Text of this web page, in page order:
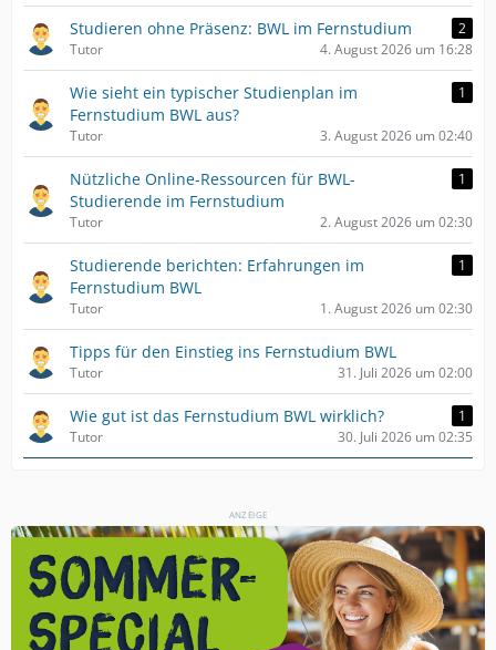
Studieren ohne Präsenz: BWL im Fernstudium
2
Tutor
4. August 2026 um 16:28
Wie sieht ein typischer Studienplan im
Fernstudium BWL aus?
1
Tutor 3. August 2026 um 02:40
Nützliche Online-Ressourcen für BWL-
Studierende im Fernstudium
1
Tutor 2. August 2026 um 02:30
Studierende berichten: Erfahrungen im
Fernstudium BWL
1
Tutor 1. August 2026 um 02:30
Tipps für den Einstieg ins Fernstudium BWL
Tutor 31. Juli 2026 um 02:00
Wie gut ist das Fernstudium BWL wirklich?
1
Tutor
30. Juli 2026 um 02:35
ANZEIGE